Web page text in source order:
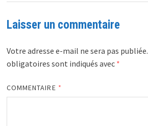
Laisser un commentaire
Votre adresse e-mail ne sera pas publiée.
obligatoires sont indiqués avec *
COMMENTAIRE *